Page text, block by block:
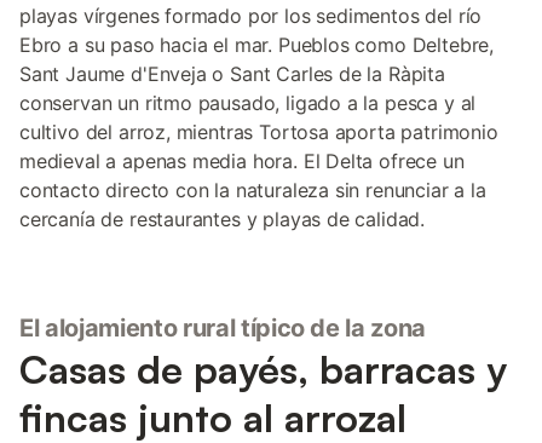
playas vírgenes formado por los sedimentos del río
Ebro a su paso hacia el mar. Pueblos como Deltebre,
Sant Jaume d'Enveja o Sant Carles de la Ràpita
conservan un ritmo pausado, ligado a la pesca y al
cultivo del arroz, mientras Tortosa aporta patrimonio
medieval a apenas media hora. El Delta ofrece un
contacto directo con la naturaleza sin renunciar a la
cercanía de restaurantes y playas de calidad.
El alojamiento rural típico de la zona
Casas de payés, barracas y
fincas junto al arrozal